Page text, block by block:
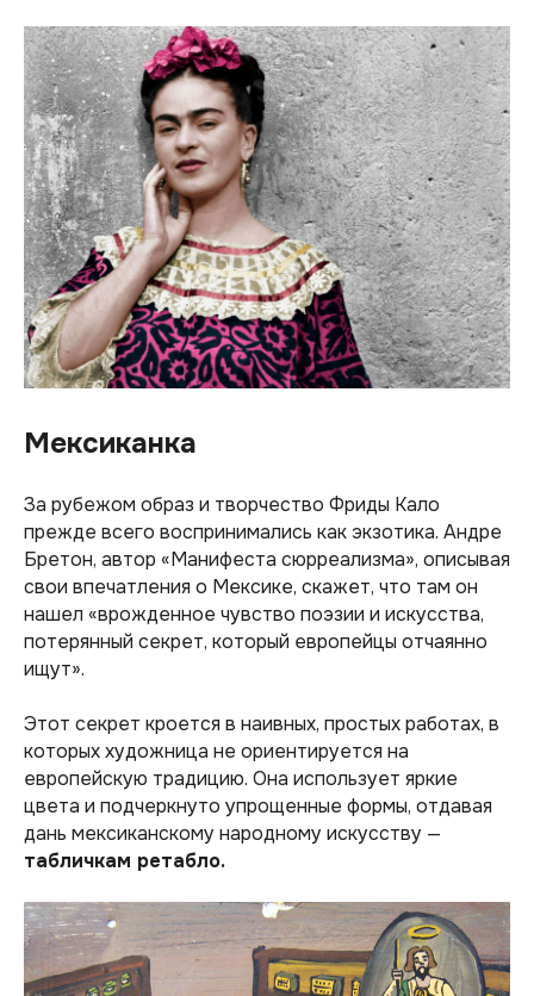
Мексиканка
За рубежом образ и творчество Фриды Кало
прежде всего воспринимались как экзотика. Андре
Бретон, автор «Манифеста сюрреализма», описывая
свои впечатления о Мексике, скажет, что там он
нашел «врожденное чувство поэзии и искусства,
потерянный секрет, который европейцы отчаянно
ищут».
Этот секрет кроется в наивных, простых работах, в
которых художница не ориентируется на
европейскую традицию. Она использует яркие
цвета и подчеркнуто упрощенные формы, отдавая
дань мексиканскому народному искусству —
табличкам ретабло.